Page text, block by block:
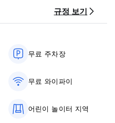
delicious local cuisine
Every morning, a
gastronomy, and
Quilotoa region.
규정 보기
무료 주차장
무료 와이파이
어린이 놀이터 지역